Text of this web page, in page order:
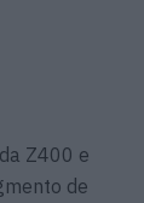
Z400 e
de